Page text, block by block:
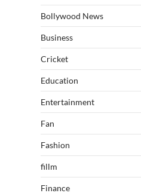
Bollywood News
Business
Cricket
Education
Entertainment
Fan
Fashion
fillm
Finance